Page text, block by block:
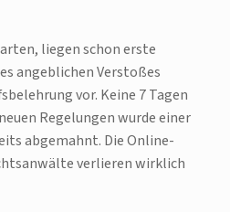
liegen schon erste
angeblichen Verstoßes
vor. Keine 7 Tagen
Regelungen wurde einer
abgemahnt. Die Online-
verlieren wirklich